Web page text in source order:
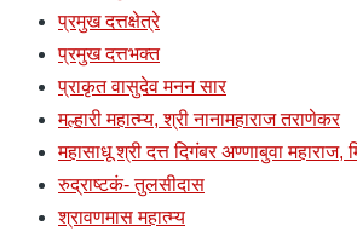
प्रमुख दत्तक्षेत्रे
प्रमुख दत्तभक्त
प्राकृत वासुदेव मनन सार
मल्हारी महात्म्य, श्री नानामहाराज तराणेकर
महासाधू श्री दत्त दिगंबर अण्णाबुवा महाराज,
रुद्राष्टकं- तुलसीदास
श्रावणमास महात्म्य